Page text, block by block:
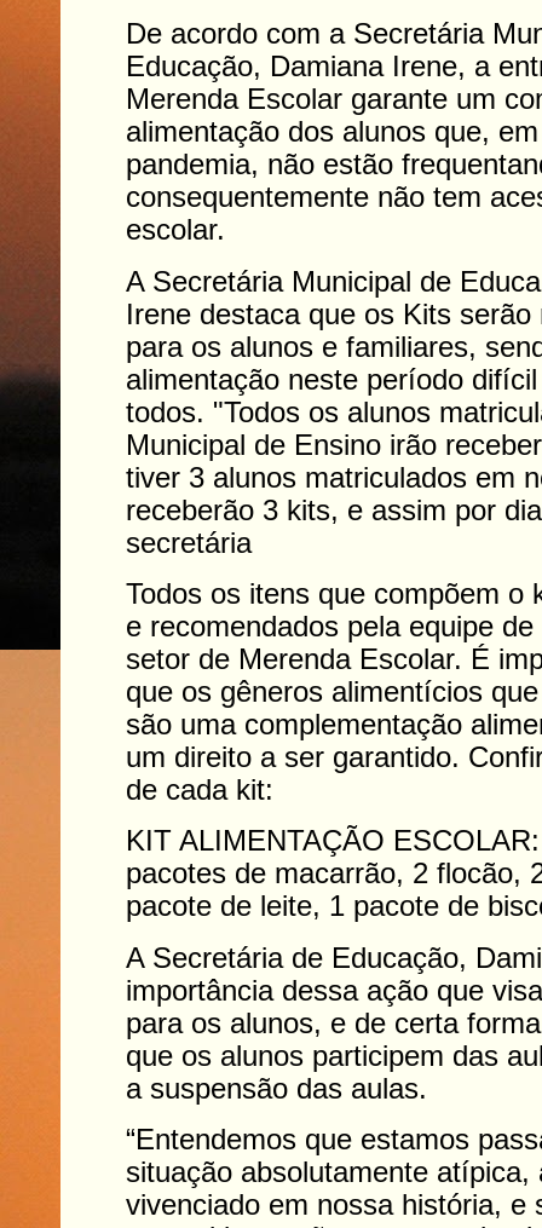
De acordo com a Secretária
Educação, Damiana Irene, a
Merenda Escolar garante um
alimentação dos alunos que,
pandemia, não estão
consequentemente não tem
escolar.
A Secretária Municipal de
Irene destaca que os Kits
para os alunos e familiares,
alimentação neste período
todos. "Todos os alunos
Municipal de Ensino irão
tiver 3 alunos matriculados em
receberão 3 kits, e assim por
secretária
Todos os itens que compõem o
e recomendados pela equipe
setor de Merenda Escolar. É
que os gêneros alimentícios
são uma complementação
um direito a ser garantido.
de cada kit:
KIT ALIMENTAÇÃO
pacotes de macarrão, 2 flocão,
pacote de leite, 1 pacote de
A Secretária de Educação,
importância dessa ação que
para os alunos, e de certa
que os alunos participem das
a suspensão das aulas.
“Entendemos que estamos
situação absolutamente atípica,
vivenciado em nossa história, e